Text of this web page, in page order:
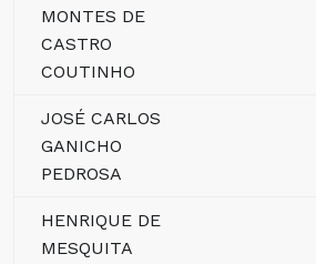
MONTES DE
CASTRO
COUTINHO
JOSÉ CARLOS
GANICHO
PEDROSA
HENRIQUE DE
MESQUITA